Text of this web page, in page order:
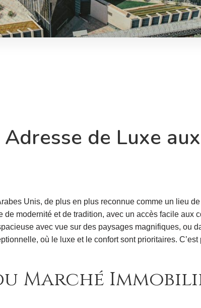
de Luxe
Unis, de plus en plus reconnue comme un lieu
modernité et de tradition, avec un accès facile aux
avec vue sur des paysages magnifiques, ou
où le luxe et le confort sont prioritaires.
Marché